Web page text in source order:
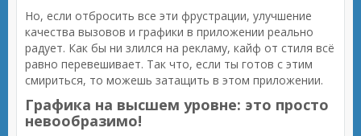
Но, если отбросить все эти фрустрации, улучшение
качества вызовов и графики в приложении реально
радует. Как бы ни злился на рекламу, кайф от стиля всё
равно перевешивает. Так что, если ты готов с этим
смириться, то можешь затащить в этом приложении.
Графика на высшем уровне: это просто
невообразимо!